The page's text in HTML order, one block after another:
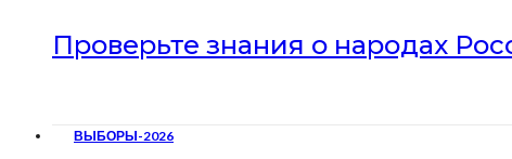
Проверьте знания о народах
ВЫБОРЫ-2026